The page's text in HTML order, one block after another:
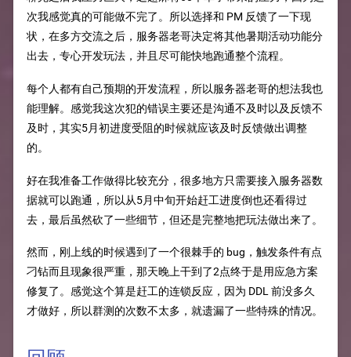
次我感觉真的可能做不完了。所以选择和 PM 反馈了一下现
状，在多方交流之后，服务器老哥决定将其他暑期活动功能分
出去，专心开发玩法，并且尽可能快地跑通整个流程。
每个人都有自己预期的开发流程，所以服务器老哥的想法我也
能理解。感觉我这次犯的错误主要还是沟通不及时以及反馈不
及时，其实5月初进度受阻的时候就应该及时反馈做出调整
的。
好在我准备工作做得比较充分，很多地方只需要接入服务器数
据就可以跑通，所以从5月中旬开始赶工进度倒也还看得过
去，最后虽然砍了一些细节，但还是完整地把玩法做出来了。
然而，刚上线的时候遇到了一个很棘手的 bug，触发条件有点
刁钻而且现象很严重，那天晚上干到了2点终于是用应急方案
修复了。感觉这个算是赶工的连锁反应，因为 DDL 前没多久
才做好，所以群测的次数不太多，就遗漏了一些特殊的情况。